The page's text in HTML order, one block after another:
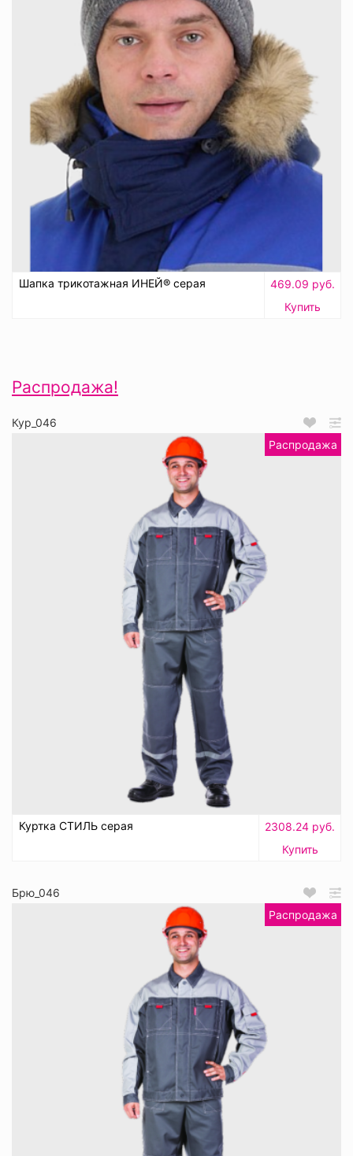
Шапка трикотажная ИНЕЙ® серая
469.09 руб.
Купить
Распродажа!
Кур_046
Распродажа
Куртка СТИЛЬ серая
2308.24 руб.
Купить
Брю_046
Распродажа